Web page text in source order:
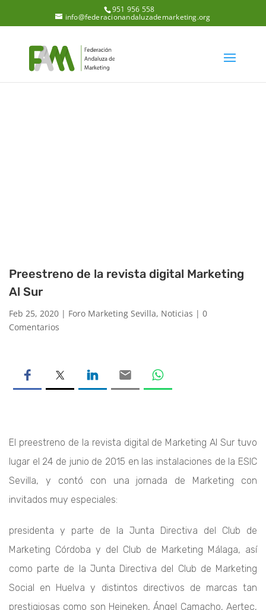
951 956 558
info@federacionandaluzademarketing.org
Preestreno de la revista digital Marketing
Al Sur
Feb 25, 2020 | Foro Marketing Sevilla, Noticias | 0
Comentarios
El preestreno de la revista digital de Marketing Al Sur tuvo
lugar el 24 de junio de 2015 en las instalaciones de la ESIC
Sevilla, y contó con una jornada de Marketing con
invitados muy especiales:
presidenta y parte de la Junta Directiva del Club de
Marketing Córdoba y del Club de Marketing Málaga, así
como parte de la Junta Directiva del Club de Marketing
Social en Huelva y distintos directivos de marcas tan
prestigiosas como son Heineken, Ángel Camacho, Aertec,